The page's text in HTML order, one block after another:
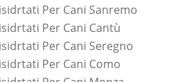
Per Cani Sanremo
Per Cani Cantù
Per Cani Seregno
Per Cani Como